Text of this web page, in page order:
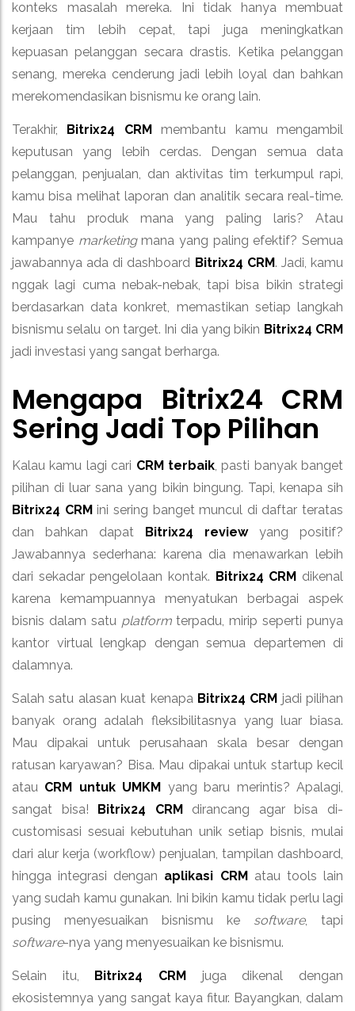
konteks masalah mereka. Ini tidak hanya membuat
kerjaan tim lebih cepat, tapi juga meningkatkan
kepuasan pelanggan secara drastis. Ketika pelanggan
senang, mereka cenderung jadi lebih loyal dan bahkan
merekomendasikan bisnismu ke orang lain.
Terakhir, Bitrix24 CRMmembantu kamu mengambil
keputusan yang lebih cerdas. Dengan semua data
pelanggan, penjualan, dan aktivitas tim terkumpul rapi,
kamu bisa melihat laporan dan analitik secara real-time.
Mau tahu produk mana yang paling laris? Atau
kampanye marketingmana yang paling efektif? Semua
jawabannya ada di dashboard Bitrix24 CRM. Jadi, kamu
nggak lagi cuma nebak-nebak, tapi bisa bikin strategi
berdasarkan data konkret, memastikan setiap langkah
bisnismu selalu on target. Ini dia yang bikin Bitrix24 CRM
jadi investasi yang sangat berharga.
Mengapa Bitrix24 CRM
Sering Jadi Top Pilihan
Kalau kamu lagi cari CRM terbaik, pasti banyak banget
pilihan di luar sana yang bikin bingung. Tapi, kenapa sih
Bitrix24 CRMini sering banget muncul di daftar teratas
dan bahkan dapat Bitrix24 reviewyang positif?
Jawabannya sederhana: karena dia menawarkan lebih
dari sekadar pengelolaan kontak. Bitrix24 CRM dikenal
karena kemampuannya menyatukan berbagai aspek
bisnis dalam satu platformterpadu, mirip seperti punya
kantor virtual lengkap dengan semua departemen di
dalamnya.
Salah satu alasan kuat kenapa Bitrix24 CRM jadi pilihan
banyak orang adalah fleksibilitasnya yang luar biasa.
Mau dipakai untuk perusahaan skala besar dengan
ratusan karyawan? Bisa. Mau dipakai untuk startup kecil
atau CRM untuk UMKM yang baru merintis? Apalagi,
sangat bisa! Bitrix24 CRMdirancang agar bisa di-
customisasi sesuai kebutuhan unik setiap bisnis, mulai
dari alur kerja (workflow) penjualan, tampilan dashboard,
hingga integrasi dengan aplikasi CRMatau tools lain
yang sudah kamu gunakan. Ini bikin kamu tidak perlu lagi
pusing menyesuaikan bisnismu ke software, tapi
software-nya yang menyesuaikan ke bisnismu.
Selain itu, Bitrix24 CRM juga dikenal dengan
ekosistemnya yang sangat kaya fitur. Bayangkan, dalam